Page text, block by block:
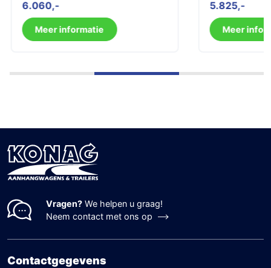
6.060
Meer informatie
prijs
was:
6.150.
5.825
prijs
is:
5.825.
Meer
Vragen? We helpen u graag!
Neem contact met ons op
Contactgegevens